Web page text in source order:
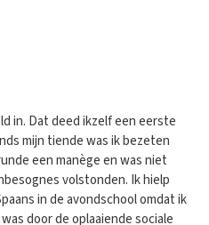
in. Dat deed ikzelf een eerste
mijn tiende was ik bezeten
een manège en was niet
volstonden. Ik hielp
in de avondschool omdat ik
door de oplaaiende sociale